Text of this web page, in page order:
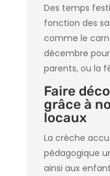
Des temps
fonction des
comme le
décembre
parents, ou la
Faire
grâce à
locaux
La crèche
pédagogique
ainsi aux